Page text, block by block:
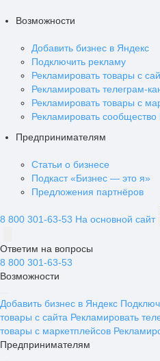
Возможности
Добавить бизнес в Яндекс
Подключить рекламу
Рекламировать товары с
Рекламировать телеграм-
Рекламировать товары с
Рекламировать сообщество
Предпринимателям
Статьи о бизнесе
Подкаст «Бизнес — это я»
Предложения партнёров
8 800 301-63-53 На основной сайт
Ответим на вопросы
8 800 301-63-53
Возможности
Добавить бизнес в Яндекс
товары с сайта Рекламировать
товары с маркетплейсов
Предпринимателям